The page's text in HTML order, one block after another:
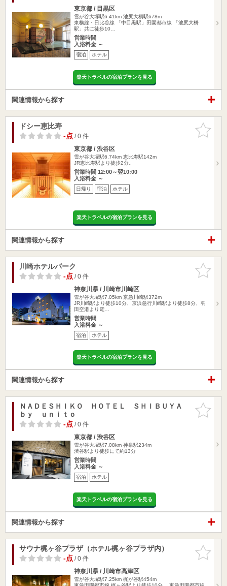
東京都 / 目黒区
雪が谷大塚駅6.41km 池尻大橋駅678m
東横線・日比谷線 「中目黒駅」田園都市線 「池尻大橋
駅」共に徒歩10…
営業時間
入浴料金 ～
宿泊 ホテル
楽天トラベルの宿泊プランを見る
関連情報から探す
お気に入
りに追加
ドシー恵比寿
-点/ 0 件
東京都 / 渋谷区
雪が谷大塚駅6.74km 恵比寿駅142m
JR恵比寿駅より徒歩2分。
営業時間 12:00～翌10:00
入浴料金 ～
日帰り 宿泊 ホテル
楽天トラベルの宿泊プランを見る
関連情報から探す
お気に入
りに追加
川崎ホテルパーク
-点/ 0 件
神奈川県 / 川崎市川崎区
雪が谷大塚駅7.05km 京急川崎駅372m
JR川崎駅より徒歩10分、京浜急行川崎駅より徒歩8分、羽
田空港より電…
営業時間
入浴料金 ～
宿泊 ホテル
楽天トラベルの宿泊プランを見る
関連情報から探す
お気に入
りに追加
ＮＡＤＥＳＨＩＫＯ ＨＯＴＥＬ ＳＨＩＢＵＹＡ
ｂｙ ｕｎｉｔｏ
-点/ 0 件
東京都 / 渋谷区
雪が谷大塚駅7.08km 神泉駅234m
渋谷駅より徒歩にて約13分
営業時間
入浴料金 ～
宿泊 ホテル
楽天トラベルの宿泊プランを見る
関連情報から探す
お気に入
りに追加
サウナ梶ヶ谷プラザ（ホテル梶ヶ谷プラザ内）
-点/ 0 件
神奈川県 / 川崎市高津区
雪が谷大塚駅7.25km 梶が谷駅454m